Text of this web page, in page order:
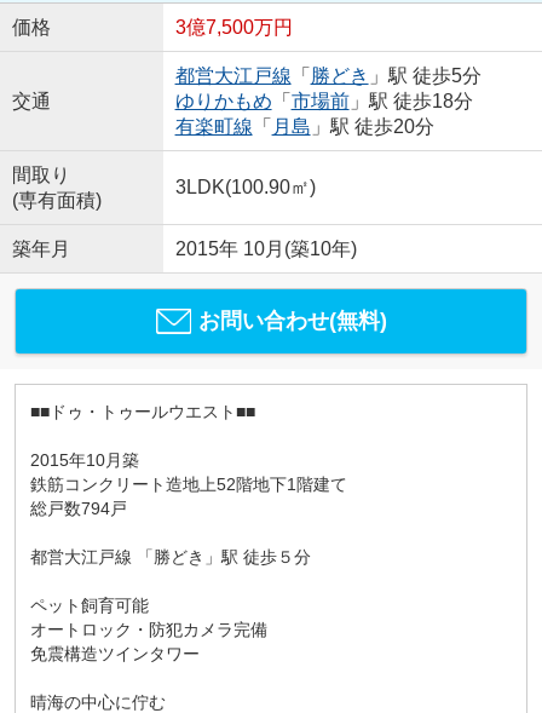
価格 3億7,500万円
交通
都営大江戸線 「 勝どき 」駅 徒歩5分
ゆりかもめ 「 市場前」駅 徒歩18分
有楽町線 「 月島 」駅 徒歩20分
間取り
(専有面積)
3LDK(100.90㎡)
築年月 2015年 10月(築10年)
お問い合わせ(無料)
■■ドゥ・トゥールウエスト■■
2015年10月築
鉄筋コンクリート造地上52階地下1階建て
総戸数794戸
都営大江戸線 「勝どき」駅 徒歩５分
ペット飼育可能
オートロック・防犯カメラ完備
免震構造ツインタワー
晴海の中心に佇む